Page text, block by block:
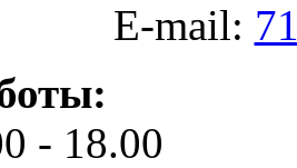
E-mail:
- 18.00